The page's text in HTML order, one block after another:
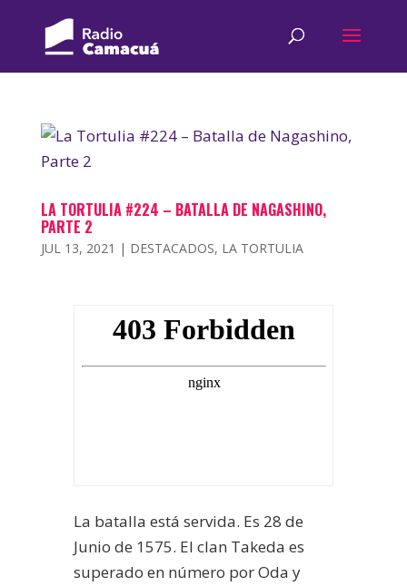
LA TORTULIA #224 – BATALLA DE NAGASHINO,
PARTE 2
JUL 13, 2021 | DESTACADOS, LA TORTULIA
La batalla está servida. Es 28 de
Junio de 1575. El clan Takeda es
superado en número por Oda y